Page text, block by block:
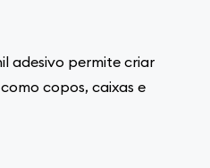
adesivo permite criar
copos, caixas e